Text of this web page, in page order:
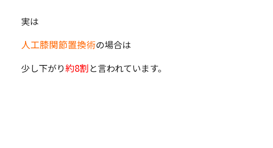
実は
人工膝関節置換術の場合は
少し下がり約8割と言われています。